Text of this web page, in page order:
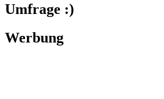
Umfrage :)
Werbung